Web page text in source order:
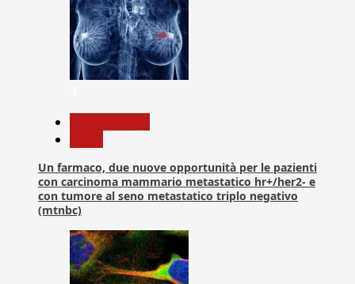
Un farmaco, due nuove opportunità per le pazienti
con carcinoma mammario metastatico hr+/her2- e
con tumore al seno metastatico triplo negativo
(mtnbc)